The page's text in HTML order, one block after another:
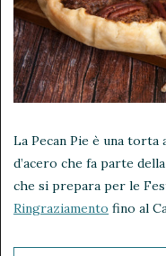
La Pecan Pie è una torta
d’acero che fa parte
che si prepara per le
Ringraziamento fino al